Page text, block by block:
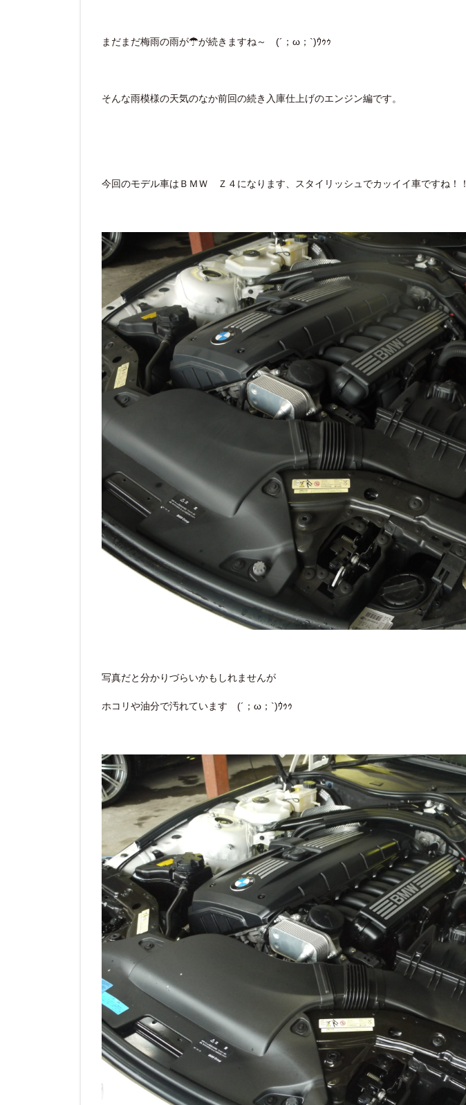
まだまだ梅雨の雨が☂が続きますね～ (´；ω；`)ｳｩｩ
そんな雨模様の天気のなか前回の続き入庫仕上げのエンジン編です。
今回のモデル車はＢＭＷ Ｚ４になります、スタイリッシュでカッイイ車ですね！！
写真だと分かりづらいかもしれませんが
ホコリや油分で汚れています (´；ω；`)ｳｩｩ